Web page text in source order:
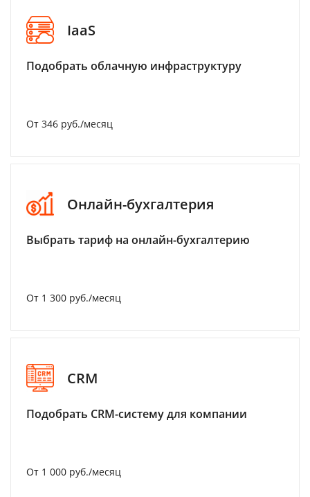
IaaS
Подобрать облачную инфраструктуру
От 346 руб./месяц
Онлайн-бухгалтерия
Выбрать тариф на онлайн-бухгалтерию
От 1 300 руб./месяц
CRM
Подобрать CRM-систему для компании
От 1 000 руб./месяц